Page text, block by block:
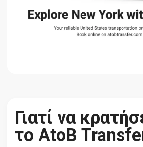
Γιατί να
το AtoB